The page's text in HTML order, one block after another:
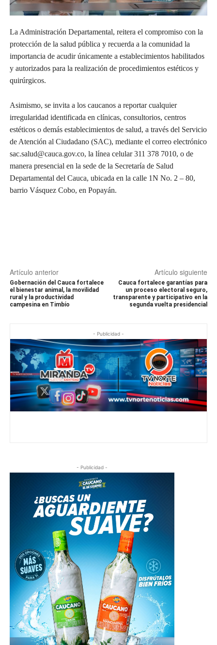
La Administración Departamental, reitera el compromiso con la
protección de la salud pública y recuerda a la comunidad la
importancia de acudir únicamente a establecimientos habilitados
y autorizados para la realización de procedimientos estéticos y
quirúrgicos.
Asimismo, se invita a los caucanos a reportar cualquier
irregularidad identificada en clínicas, consultorios, centros
estéticos o demás establecimientos de salud, a través del Servicio
de Atención al Ciudadano (SAC), mediante el correo electrónico
sac.salud@cauca.gov.co, la línea celular 311 378 7010, o de
manera presencial en la sede de la Secretaría de Salud
Departamental del Cauca, ubicada en la calle 1N No. 2 – 80,
barrio Vásquez Cobo, en Popayán.
Artículo anterior
Gobernación del Cauca fortalece
el bienestar animal, la movilidad
rural y la productividad
campesina en Timbío
Artículo siguiente
Cauca fortalece garantías para
un proceso electoral seguro,
transparente y participativo en la
segunda vuelta presidencial
- Publicidad -
- Publicidad -